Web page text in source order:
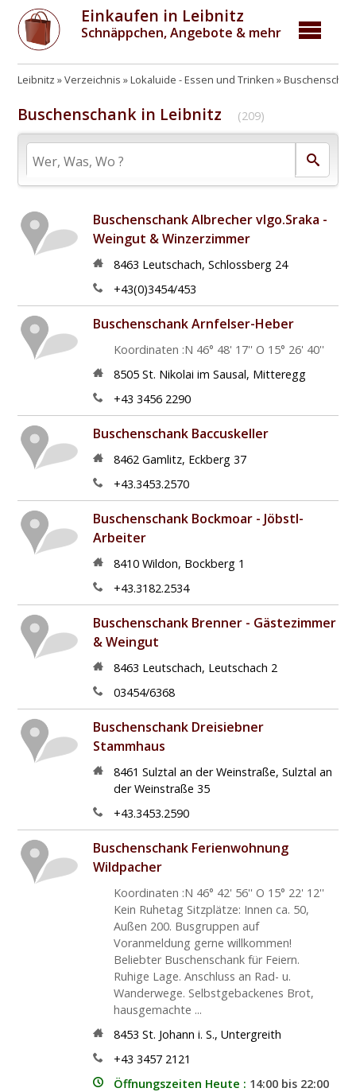
Einkaufen in Leibnitz
Schnäppchen, Angebote & mehr
Leibnitz Verzeichnis Lokaluide - Essen und Trinken
Buschenschank in Leibnitz (209)
Buschenschank Albrecher vlgo.Sraka -
Weingut & Winzerzimmer
8463 Leutschach, Schlossberg 24
+43(0)3454/453
Buschenschank Arnfelser-Heber
Koordinaten :N 46° 48' 17'' O 15° 26' 40''
8505 St. Nikolai im Sausal, Mitteregg
+43 3456 2290
Buschenschank Baccuskeller
8462 Gamlitz, Eckberg 37
+43.3453.2570
Buschenschank Bockmoar - Jöbstl-
Arbeiter
8410 Wildon, Bockberg 1
+43.3182.2534
Buschenschank Brenner - Gästezimmer
& Weingut
8463 Leutschach, Leutschach 2
03454/6368
Buschenschank Dreisiebner
Stammhaus
8461 Sulztal an der Weinstraße, Sulztal an
der Weinstraße 35
+43.3453.2590
Buschenschank Ferienwohnung
Wildpacher
Koordinaten :N 46° 42' 56'' O 15° 22' 12''
Kein Ruhetag Sitzplätze: Innen ca. 50,
Außen 200. Busgruppen auf
Voranmeldung gerne willkommen!
Beliebter Buschenschank für Feiern.
Ruhige Lage. Anschluss an Rad- u.
Wanderwege. Selbstgebackenes Brot,
hausgemachte ...
8453 St. Johann i. S., Untergreith
+43 3457 2121
Öffnungszeiten Heute : 14:00 bis 22:00